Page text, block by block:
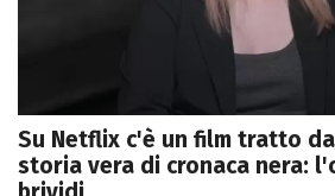
Su Netflix c'è un film tratto
storia vera di cronaca nera: